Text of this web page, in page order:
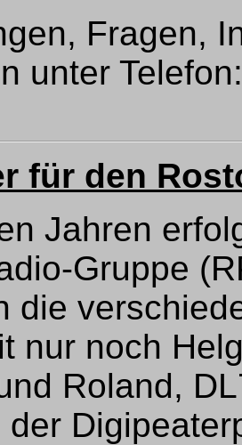
Fragen,
unter Telefon:
für den
Jahren
Gruppe
die
nur noch
Roland,
der